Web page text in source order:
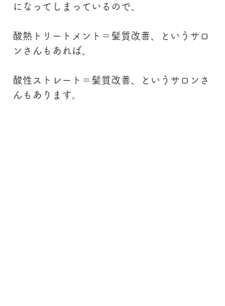
になってしまっているので、
酸熱トリートメント＝髪質改善、というサロ
ンさんもあれば、
酸性ストレート＝髪質改善、というサロンさ
んもあります。